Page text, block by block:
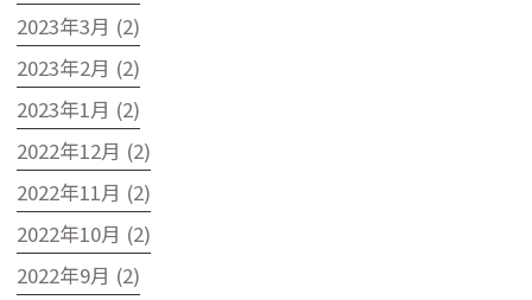
2023年3月 (2)
2023年2月 (2)
2023年1月 (2)
2022年12月 (2)
2022年11月 (2)
2022年10月 (2)
2022年9月 (2)